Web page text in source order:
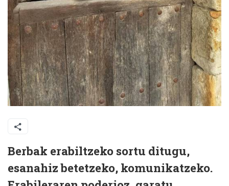
Berbak erabiltzeko sortu ditugu,
esanahiz betetzeko, komunikatzeko.